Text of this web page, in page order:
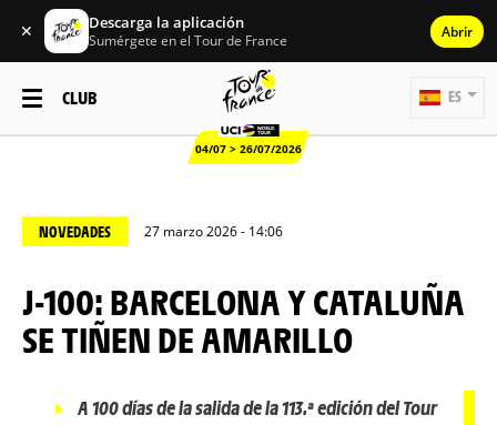
✕ Descarga la aplicación
Sumérgete en el Tour de France Abrir
CLUB
04/07 > 26/07/2026
ES
NOVEDADES 27 marzo 2026 - 14:06
J-100: BARCELONA Y CATALUÑA
SE TIÑEN DE AMARILLO
A 100 días de la salida de la 113.ª edición del Tour